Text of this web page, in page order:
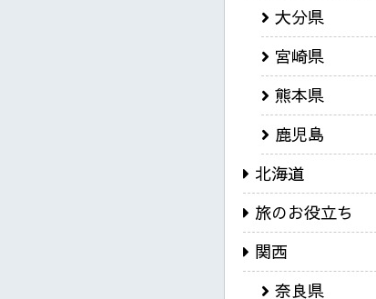
大分県
宮崎県
熊本県
鹿児島
北海道
旅のお役立ち
関西
奈良県